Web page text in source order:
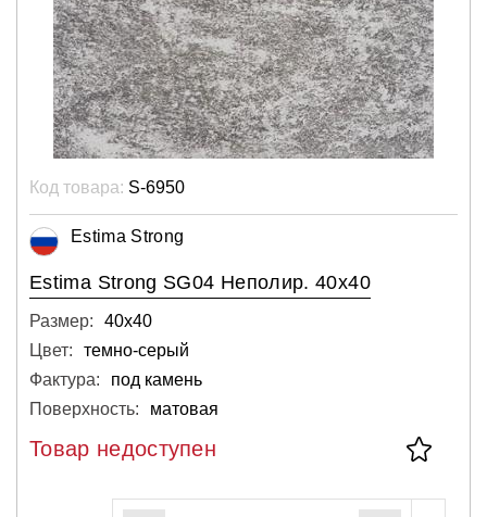
Код товара: S-6950
Estima Strong
Estima Strong SG04 Неполир. 40x40
Размер:
40х40
Цвет:
темно-серый
Фактура:
под камень
Поверхность:
матовая
Товар недоступен